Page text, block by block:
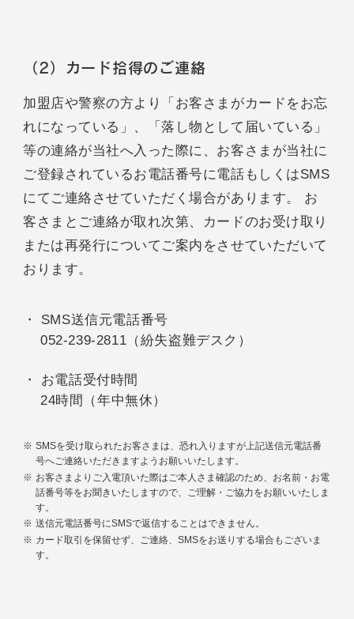
（2）カード拾得のご連絡
加盟店や警察の方より「お客さまがカードをお忘
れになっている」、「落し物として届いている」
等の連絡が当社へ入った際に、お客さまが当社に
ご登録されているお電話番号に電話もしくはSMS
にてご連絡させていただく場合があります。 お
客さまとご連絡が取れ次第、カードのお受け取り
または再発行についてご案内をさせていただいて
おります。
SMS送信元電話番号
052-239-2811（紛失盗難デスク）
お電話受付時間
24時間（年中無休）
SMSを受け取られたお客さまは、恐れ入りますが上記送信元電話番
号へご連絡いただきますようお願いいたします。
お客さまよりご入電頂いた際はご本人さま確認のため、お名前・お電
話番号等をお聞きいたしますので、ご理解・ご協力をお願いいたしま
す。
送信元電話番号にSMSで返信することはできません。
カード取引を保留せず、ご連絡、SMSをお送りする場合もございま
す。